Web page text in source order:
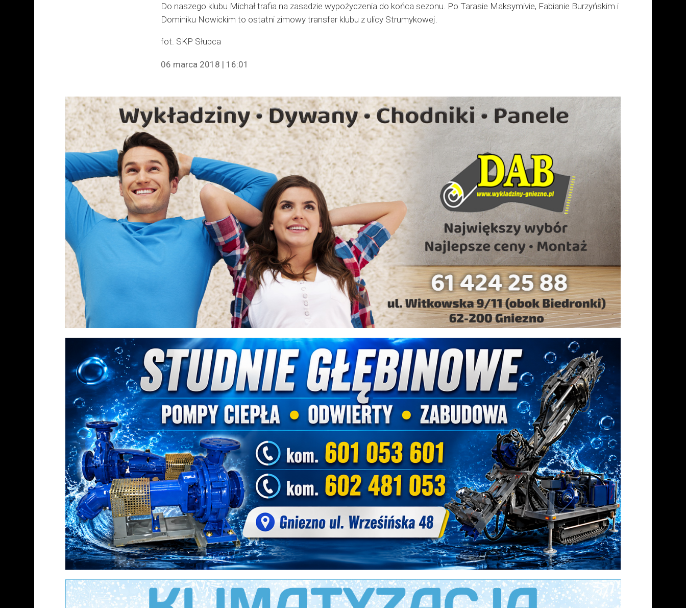
Do naszego klubu Michał trafia na zasadzie wypożyczenia do końca sezonu. Po Tarasie Maksymivie, Fabianie Burzyńskim i
Dominiku Nowickim to ostatni zimowy transfer klubu z ulicy Strumykowej.
fot. SKP Słupca
06 marca 2018 | 16:01